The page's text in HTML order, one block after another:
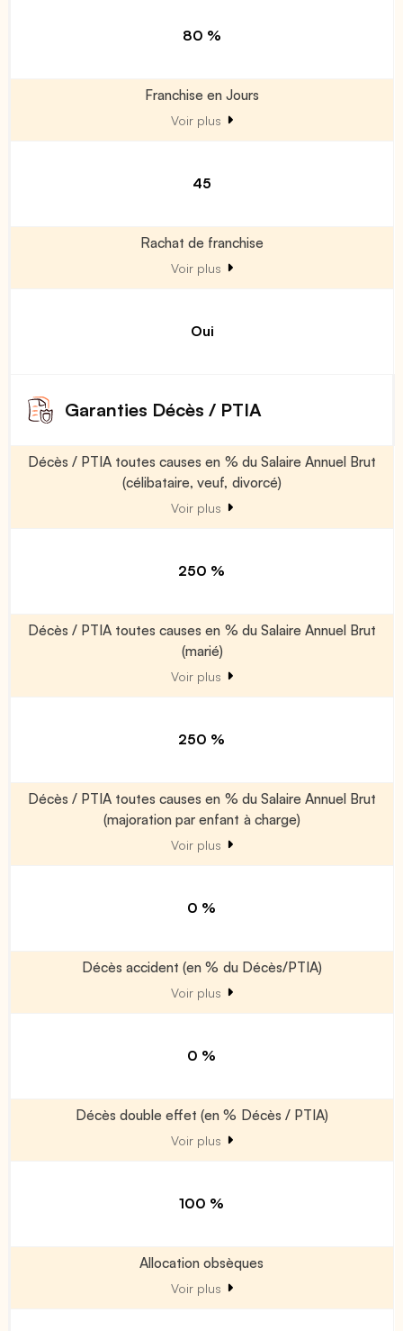
80 %
Franchise en Jours
Voir plus
45
Rachat de franchise
Voir plus
Oui
Garanties Décès / PTIA
Décès / PTIA toutes causes en % du Salaire Annuel Brut
(célibataire, veuf, divorcé)
Voir plus
250 %
Décès / PTIA toutes causes en % du Salaire Annuel Brut
(marié)
Voir plus
250 %
Décès / PTIA toutes causes en % du Salaire Annuel Brut
(majoration par enfant à charge)
Voir plus
0 %
Décès accident (en % du Décès/PTIA)
Voir plus
0 %
Décès double effet (en % Décès / PTIA)
Voir plus
100 %
Allocation obsèques
Voir plus